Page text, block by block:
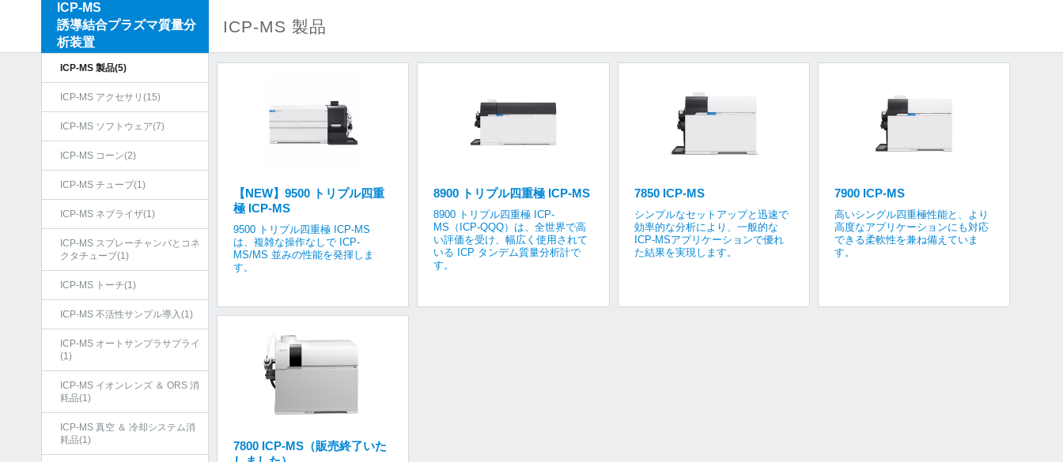
ICP-MS
誘導結合プラズマ質量分
析装置
ICP-MS 製品(5)
ICP-MS アクセサリ(15)
ICP-MS ソフトウェア(7)
ICP-MS コーン(2)
ICP-MS チューブ(1)
ICP-MS ネブライザ(1)
ICP-MS スプレーチャンバとコネ
クタチューブ(1)
ICP-MS トーチ(1)
ICP-MS 不活性サンプル導入(1)
ICP-MS オートサンプラサプライ
(1)
ICP-MS イオンレンズ ＆ ORS 消
耗品(1)
ICP-MS 真空 ＆ 冷却システム消
耗品(1)
ICP-MS 製品
【NEW】9500 トリプル四重
極 ICP-MS
9500 トリプル四重極 ICP-MS
は、複雑な操作なしで ICP-
MS/MS 並みの性能を発揮しま
す。
8900 トリプル四重極 ICP-MS
8900 トリプル四重極 ICP-
MS（ICP-QQQ）は、全世界で高
い評価を受け、幅広く使用されて
いる ICP タンデム質量分析計で
す。
7850 ICP-MS
シンプルなセットアップと迅速で
効率的な分析により、一般的な
ICP-MSアプリケーションで優れ
た結果を実現します。
7900 ICP-MS
高いシングル四重極性能と、より
高度なアプリケーションにも対応
できる柔軟性を兼ね備えていま
す。
7800 ICP-MS（販売終了いた